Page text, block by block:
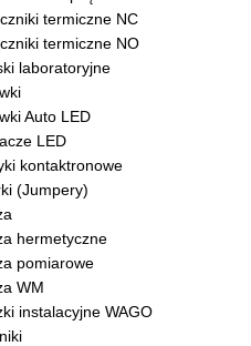
termiczne NC
termiczne NO
laboratoryjne
Auto LED
LED
kontaktronowe
(Jumpery)
hermetyczne
pomiarowe
WM
instalacyjne WAGO